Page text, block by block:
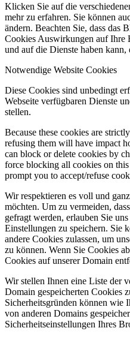
Klicken Sie auf die
mehr zu erfahren. Sie können
ändern. Beachten Sie, dass das
Cookies Auswirkungen auf Ihre
und auf die Dienste haben
Notwendige Website Cookies
Diese Cookies sind unbedingt
Webseite verfügbaren Dienste
stellen.
Because these cookies are
refusing them will have impact
can block or delete cookies by
force blocking all cookies on
prompt you to accept/refuse
Wir respektieren es voll und
möchten. Um zu vermeiden,
gefragt werden, erlauben Sie
Einstellungen zu speichern. Sie
andere Cookies zulassen, um
zu können. Wenn Sie Cookies
Cookies auf unserer Domain
Wir stellen Ihnen eine Liste der
Domain gespeicherten Cookies
Sicherheitsgründen können wie
von anderen Domains
Sicherheitseinstellungen Ihres